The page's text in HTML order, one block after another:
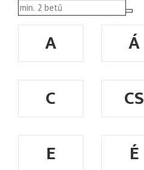
A Á
C
CS
E
É